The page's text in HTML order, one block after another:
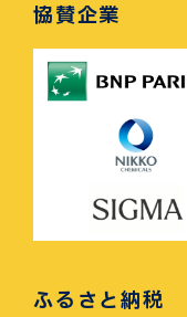
協賛企業
ふるさと納税